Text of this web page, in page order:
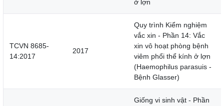
ở lợn
TCVN 8685-
14:2017
2017
Quy trình Kiểm nghiệm
vắc xin - Phần 14: Vắc
xin vô hoạt phòng bệnh
viêm phổi thể kính ở lợn
(Haemophilus parasuis -
Bệnh Glasser)
Giống vi sinh vật - Phần